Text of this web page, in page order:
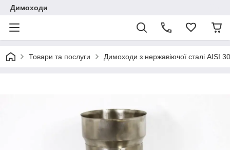
Димоходи
Товари та послуги Димоходи з нержавіючої сталі